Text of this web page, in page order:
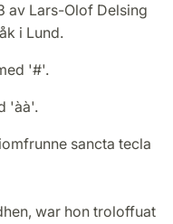
av Lars-Olof Delsing
i Lund.
'#'.
'àà'.
sancta tecla
war hon troloffuat